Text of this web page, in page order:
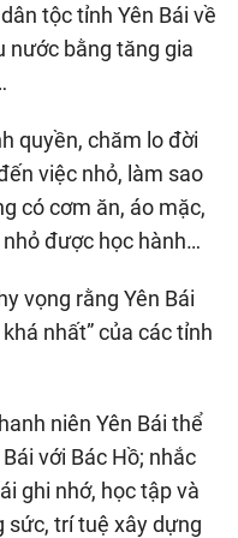
tộc tỉnh Yên Bái về
nước bằng tăng gia
quyền, chăm lo đời
việc nhỏ, làm sao
có cơm ăn, áo mặc,
được học hành…
vọng rằng Yên Bái
nhất” của các tỉnh
niên Yên Bái thể
với Bác Hồ; nhắc
ghi nhớ, học tập và
sức, trí tuệ xây dựng